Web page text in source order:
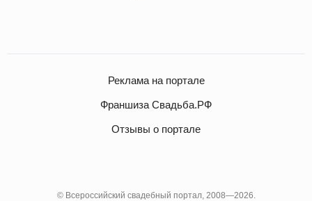
Реклама на портале
Франшиза Свадьба.РФ
Отзывы о портале
© Всероссийский свадебный портал, 2008—2026.